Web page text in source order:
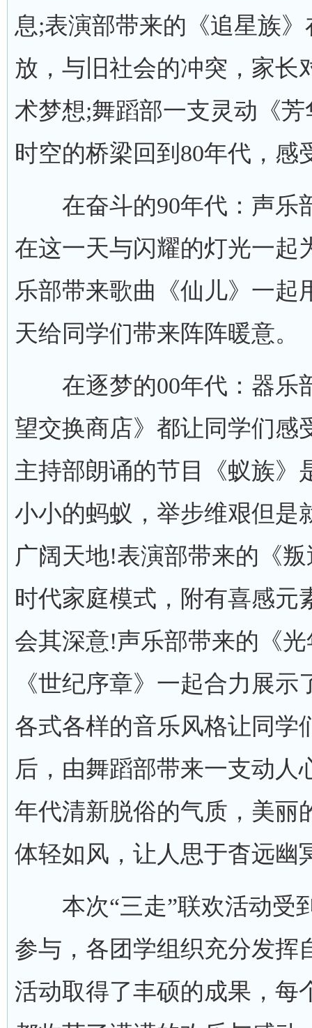
息;表演部带来的《追星族
放，与旧社会的冲突，家长
术梦想;舞蹈部一支灵动《
时空的桥梁回到80年代，
在奋斗的90年代：声乐
在这一天与闪耀的灯光一起
乐部带来歌曲《仙儿》一起
天给同学们带来阵阵暖意。
在逐梦的00年代：器乐
望交换商店》都让同学们感
主持部朗诵的节目《蚁族》
小小的蚂蚁，举步维艰但是
广阔天地!表演部带来的《
时代家庭模式，附有喜感元
会其深意!声乐部带来的《
《世纪序章》一起合力展
各式各样的音乐风格让同学
后，由舞蹈部带来一支动人
年代清新脱俗的气质，美丽
体轻如风，让人思于杳远幽
本次“三走”联欢活动受
参与，各团学组织充分发挥
活动取得了丰硕的成果，每